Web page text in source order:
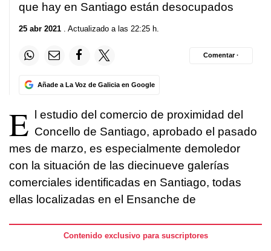
que hay en Santiago están desocupados
25 abr 2021 . Actualizado a las 22:25 h.
Añade a La Voz de Galicia en Google
Comentar ·
E l estudio del comercio de proximidad del
Concello de Santiago, aprobado el pasado
mes de marzo, es especialmente demoledor
con la situación de las diecinueve galerías
comerciales identificadas en Santiago, todas
ellas localizadas en el Ensanche de
Contenido exclusivo para suscriptores